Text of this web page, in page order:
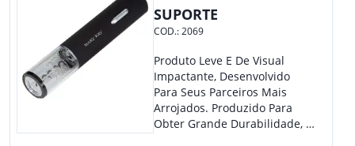
SUPORTE
COD.:2069
Produto Leve E De Visual
Impactante, Desenvolvido
Para Seus Parceiros Mais
Arrojados. Produzido Para
Obter Grande Durabilidade, É